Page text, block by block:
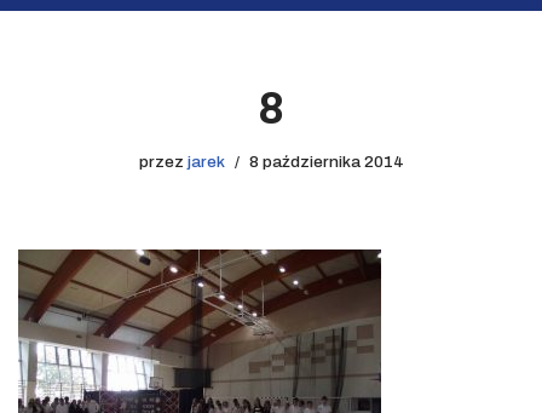
8
przez jarek 8 października 2014